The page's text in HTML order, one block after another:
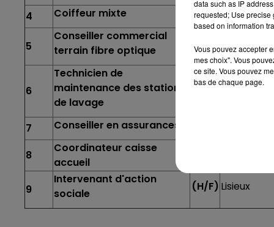
4 Coiffeur mixte (H/F)Falaise
5
Conseiller commercial
terrain fibre optique
(H/F)
6
Technicien de
maintenance des stations
de lavage
(H/F)Lisieux
7 Conseiller en assurances
8
Coordinateur caisse
accueil
Saint-
9
Intervenant d'action
sociale
(H/F) Lisieux
data such as IP
requested; Use precise
based on information
Vous pouvez accepter
mes choix". Vous
ce site. Vous pouvez
bas de chaque page.